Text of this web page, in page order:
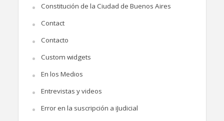
Constitución de la Ciudad de Buenos Aires
Contact
Contacto
Custom widgets
En los Medios
Entrevistas y videos
Error en la suscripción a iJudicial